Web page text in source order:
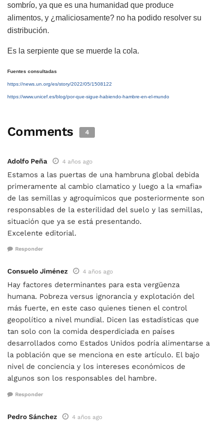
sombrío, ya que es una humanidad que produce
alimentos, y ¿maliciosamente? no ha podido resolver su
distribución.
Es la serpiente que se muerde la cola.
Fuentes consultadas
https://news.un.org/es/story/2022/05/1508122
https://www.unicef.es/blog/por-que-sigue-habiendo-hambre-en-el-mundo
Comments 4
Adolfo Peña 4 años ago
Estamos a las puertas de una hambruna global debida
primeramente al cambio clamatico y luego a la «mafia»
de las semillas y agroquímicos que posteriormente son
responsables de la esterilidad del suelo y las semillas,
situación que ya se está presentando.
Excelente editorial.
Responder
Consuelo Jiménez 4 años ago
Hay factores determinantes para esta vergüenza
humana. Pobreza versus ignorancia y explotación del
más fuerte, en este caso quienes tienen el control
geopolítico a nivel mundial. Dicen las estadísticas que
tan solo con la comida desperdiciada en países
desarrollados como Estados Unidos podría alimentarse a
la población que se menciona en este artículo. El bajo
nivel de conciencia y los intereses económicos de
algunos son los responsables del hambre.
Responder
Pedro Sánchez 4 años ago